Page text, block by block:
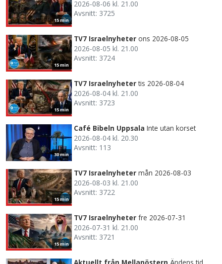
15 min
2026-08-06 kl. 21.00
Avsnitt: 3725
15 min
TV7 Israelnyheter ons 2026-08-05
2026-08-05 kl. 21.00
Avsnitt: 3724
15 min
TV7 Israelnyheter tis 2026-08-04
2026-08-04 kl. 21.00
Avsnitt: 3723
30 min
Café Bibeln Uppsala Inte utan korset
2026-08-04 kl. 20.30
Avsnitt: 113
15 min
TV7 Israelnyheter mån 2026-08-03
2026-08-03 kl. 21.00
Avsnitt: 3722
15 min
TV7 Israelnyheter fre 2026-07-31
2026-07-31 kl. 21.00
Avsnitt: 3721